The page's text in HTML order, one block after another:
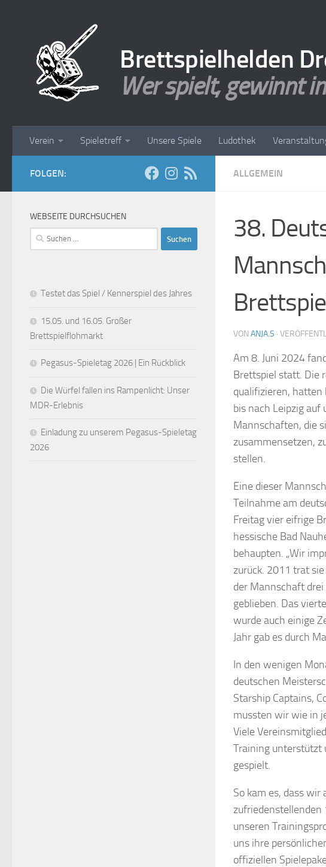
Brettspielhelden
Wer spielt, gewinnt
Verein Spieletreff Unsere Spiele Ludothek
ALLGEMEIN
38.
VON ANJA.S ·
Am 8. Juni 2024
Brettspiel statt. Die
qualifizieren,
bis nach Leipzig
Mannschaften, die
zusammensetzen,
stellen.
Eine dieser
Teilnahme am
Freitag vier eifrige
hessische Bad
behaupten. „Wir
zurück. 2011 trat
der Mannschaft
geblieben. Das
wurde auch einige
Jahr gab es durch
In den wenigen
deutschen
Starship Captains,
mussten wir wie in
Viele
Training unterstützt
gespielt.
So kam es, dass
zufriedenstellenden
unseren
uns ihre
offiziellen
FOLGEN:
WEBSEITE DURCHSUCHEN
Suchen
nach:
Testet das Spiel / Kennerspiel des Jahres
15.05. und 16.05. Großer
Brettspielflohmarkt
Pegasus-Spieletag 2026 | Ein Rückblick
Die Würfel fallen ins Rampenlicht: Unser
MDR-Erlebnis
Einladung zu unserem Pegasus-Spieletag
2026